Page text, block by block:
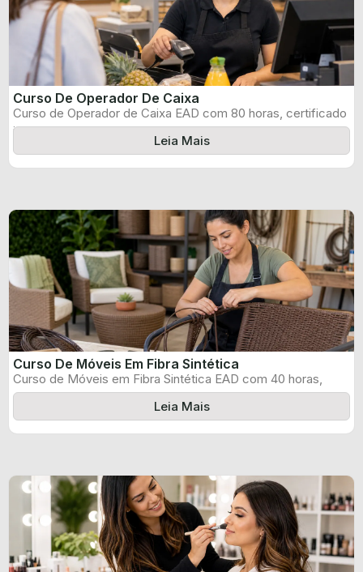
Curso De Operador De Caixa
Curso de Operador de Caixa EAD com 80 horas, certificado
informado pelo produtor ...
Leia Mais
Curso De Móveis Em Fibra Sintética
Curso de Móveis em Fibra Sintética EAD com 40 horas,
certificado informado pelo ...
Leia Mais